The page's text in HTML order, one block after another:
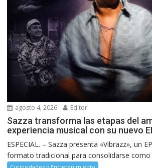
agosto 4, 2026 Editor
Sazza transforma las etapas del
experiencia musical con su nuevo
ESPECIAL. – Sazza presenta «Vibrazz», un
formato tradicional para consolidarse como